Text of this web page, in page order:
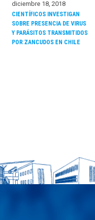
diciembre 18, 2018
CIENTÍFICOS INVESTIGAN
SOBRE PRESENCIA DE VIRUS
Y PARÁSITOS TRANSMITIDOS
POR ZANCUDOS EN CHILE